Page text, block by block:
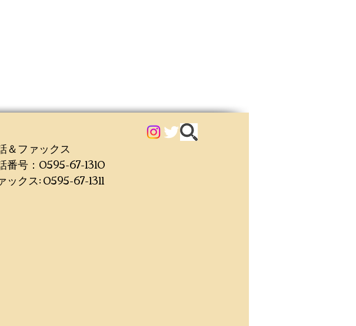
＆ファックス
番号：0595-67-1310
ックス: 0595-67-1311